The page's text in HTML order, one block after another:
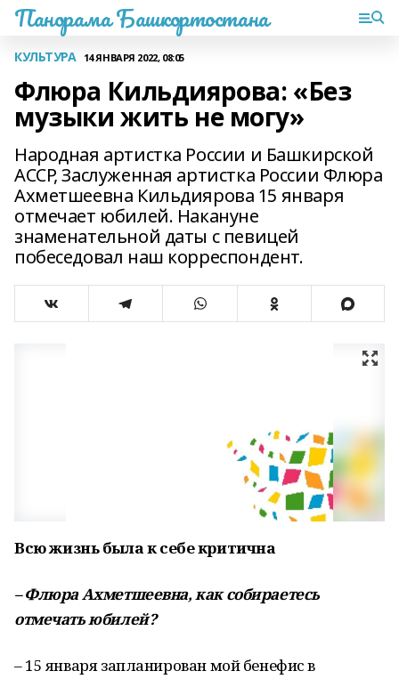
Панорама Башкортостана
КУЛЬТУРА 14 ЯНВАРЯ 2022, 08:05
Флюра Кильдиярова: «Без
музыки жить не могу»
Народная артистка России и Башкирской
АССР, Заслуженная артистка России Флюра
Ахметшеевна Кильдиярова 15 января
отмечает юбилей. Накануне
знаменательной даты с певицей
побеседовал наш корреспондент.
Всюжизнь былак себекритична
–ФлюраАхметшеевна,как собираетесь
отмечатьюбилей?
– 15 января запланирован мой бенефис в